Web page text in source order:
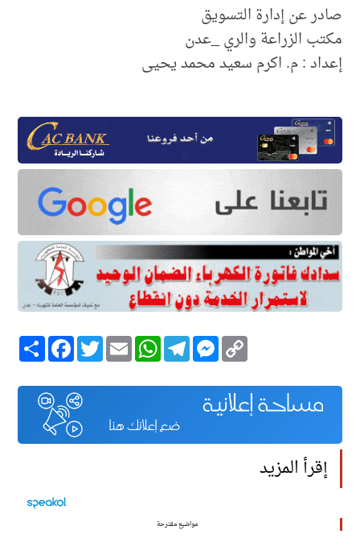
صادر عن إدارة التسويق
مكتب الزراعة والري _عدن
إعداد : م. اكرم سعيد محمد يحيى
انشر
FacebookTwitterEmail
WhatsAppTelegram
MessengerCopy
Link
إقرأ المزيد
مواضيع مقترحة